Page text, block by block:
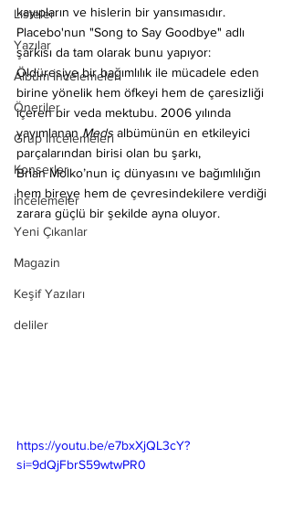
Listeler
Yazılar
Albüm İncelemeleri
Öneriler
Grup İncelemeleri
Konserler
İncelemeler
Yeni Çıkanlar
Magazin
Keşif Yazıları
deliler
kayıpların ve hislerin bir yansımasıdır.
Placebo'nun "Song to Say Goodbye" adlı
şarkısı da tam olarak bunu yapıyor:
Öldüresiye bir bağımlılık ile mücadele eden
birine yönelik hem öfkeyi hem de çaresizliği
içeren bir veda mektubu. 2006 yılında
yayımlanan Meds albümünün en etkileyici
parçalarından birisi olan bu şarkı,
Brian Molko’nun iç dünyasını ve bağımlılığın
hem bireye hem de çevresindekilere verdiği
zarara güçlü bir şekilde ayna oluyor.
https://youtu.be/e7bxXjQL3cY?
si=9dQjFbrS59wtwPR0